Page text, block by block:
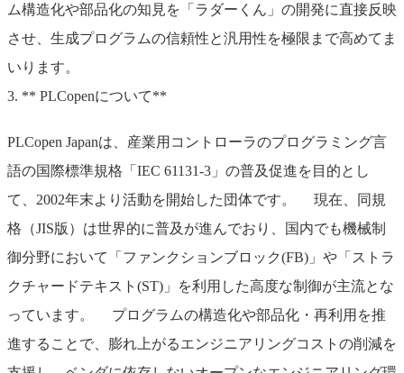
ム構造化や部品化の知見を「ラダーくん」の開発に直接反映
させ、生成プログラムの信頼性と汎用性を極限まで高めてま
いります。
3. ** PLCopenについて**
PLCopen Japanは、産業用コントローラのプログラミング言
語の国際標準規格「IEC 61131-3」の普及促進を目的とし
て、2002年末より活動を開始した団体です。 現在、同規
格（JIS版）は世界的に普及が進んでおり、国内でも機械制
御分野において「ファンクションブロック(FB)」や「ストラ
クチャードテキスト(ST)」を利用した高度な制御が主流とな
っています。 プログラムの構造化や部品化・再利用を推
進することで、膨れ上がるエンジニアリングコストの削減を